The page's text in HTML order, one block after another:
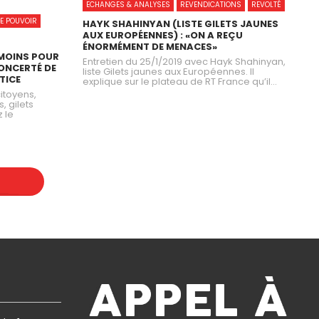
POUVOIR
POUR
DE
gilets
le
ECHANGES & ANALYSES REVENDICATIONS REVOLTÉ
HAYK SHAHINYAN (LISTE GILETS JAUNES
AUX EUROPÉENNES) : «ON A REÇU
ÉNORMÉMENT DE MENACES»
Entretien du 25/1/2019 avec Hayk Shahinyan,
liste Gilets jaunes aux Européennes. Il
explique sur le plateau de RT France qu’il...